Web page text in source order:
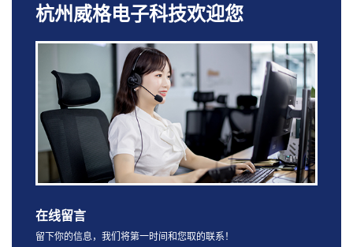
杭州威格电子科技欢迎您
在线留言
留下你的信息，我们将第一时间和您取的联系！